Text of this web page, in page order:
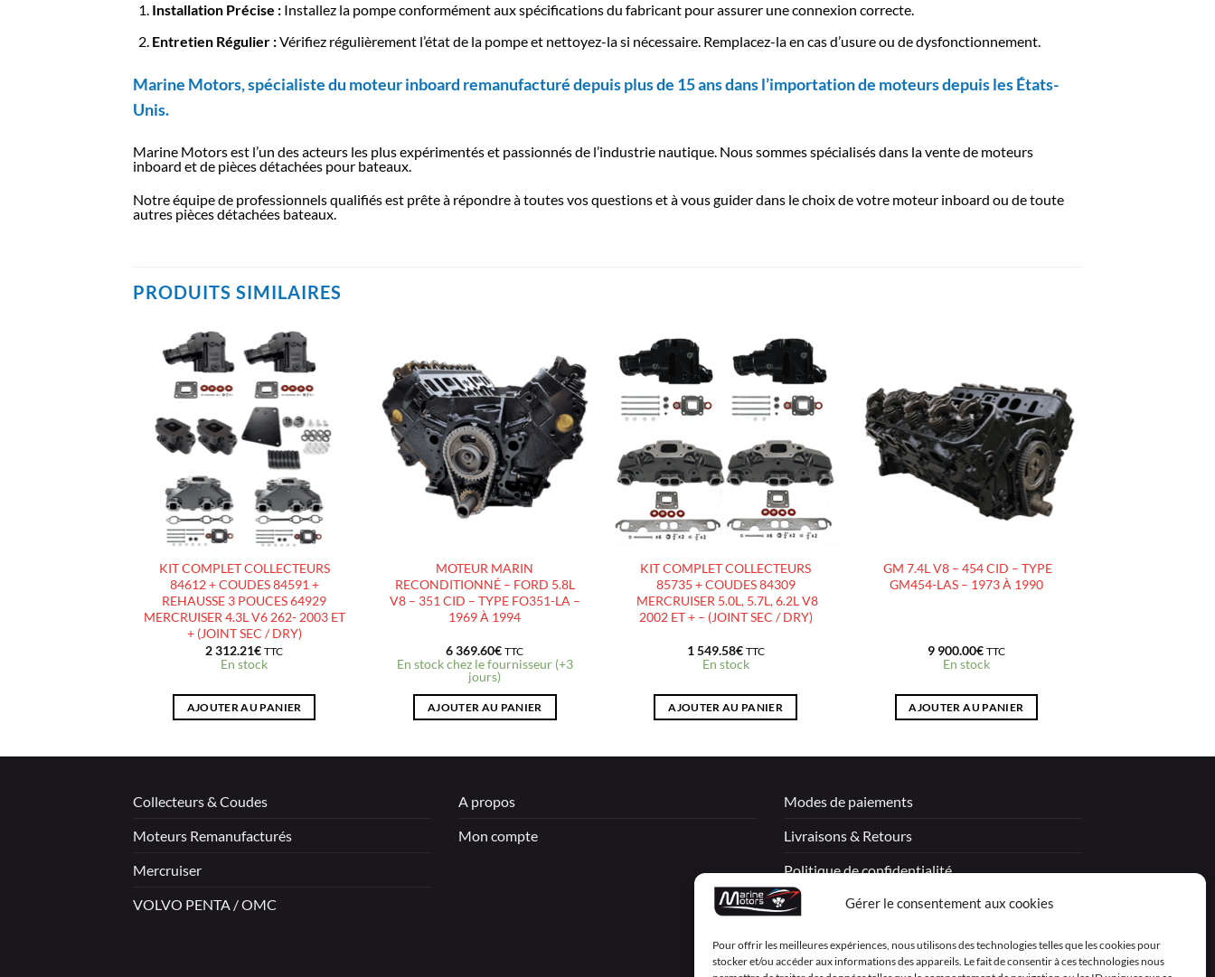
Gérer le consentement aux cookies
Pour offrir les meilleures expériences, nous utilisons des technologies telles que les cookies pour
stocker et/ou accéder aux informations des appareils. Le fait de consentir à ces technologies nous
Installation Précise :Installez la pompe conformément aux spécifications du fabricant pour assurer une connexion correcte.
Entretien Régulier :Vérifiez régulièrement l’état de la pompe et nettoyez-la si nécessaire. Remplacez-la en cas d’usure ou de dysfonctionnement.
Marine Motors, spécialiste du moteur inboard remanufacturé depuis plus de 15 ans dans l’importation de moteurs depuis les États-
Unis.
Marine Motors est l’un des acteurs les plus expérimentés et passionnés de l’industrie nautique. Nous sommes spécialisés dans la vente de moteurs
inboard et de pièces détachées pour bateaux.
Notre équipe de professionnels qualifiés est prête à répondre à toutes vos questions et à vous guider dans le choix de votre moteur inboard ou de toute
autres pièces détachées bateaux.
PRODUITS SIMILAIRES
À LA
D’ENVIES
KIT COMPLET COLLECTEURS
84612 + COUDES 84591 +
REHAUSSE 3 POUCES 64929
MERCRUISER 4.3L V6 262- 2003 ET
+ (JOINT SEC / DRY)
2 312.21€ TTC
En stock
AJOUTER AU PANIER
AJOUTER
À LA
LISTE
D’ENVIES
MOTEUR MARIN
RECONDITIONNÉ – FORD 5.8L
V8 – 351 CID – TYPE FO351-LA –
1969 À 1994
6 369.60€ TTC
En stock chez le fournisseur (+3
jours)
AJOUTER AU PANIER
AJOUTER
À LA
LISTE
D’ENVIES
KIT COMPLET COLLECTEURS
85735 + COUDES 84309
MERCRUISER 5.0L, 5.7L, 6.2L V8
2002 ET + – (JOINT SEC / DRY)
1 549.58€ TTC
En stock
AJOUTER AU PANIER
À LA
LISTE
D’ENVIES
GM 7.4L V8 – 454 CID – TYPE
GM454-LAS – 1973 À 1990
9 900.00€ TTC
En stock
AJOUTER AU PANIER
Collecteurs & Coudes
Moteurs Remanufacturés
Mercruiser
VOLVO PENTA / OMC
A propos
Mon compte
Modes de paiements
Livraisons & Retours
Politique de confidentialité
Mentions légales
Conditions générales de vente – Garantie
Déclaration de confidentialité (UE)